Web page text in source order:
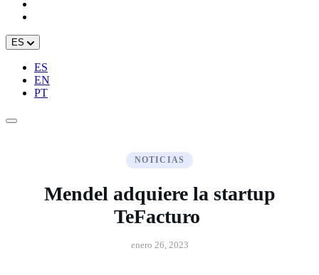
ES
ES
EN
PT
NOTICIAS
Mendel adquiere la startup
TeFacturo
enero 26, 2023